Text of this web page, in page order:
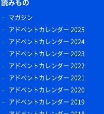
マガジン
アドベントカレンダー 2025
アドベントカレンダー 2024
アドベントカレンダー 2023
アドベントカレンダー 2022
アドベントカレンダー 2021
アドベントカレンダー 2020
アドベントカレンダー 2019